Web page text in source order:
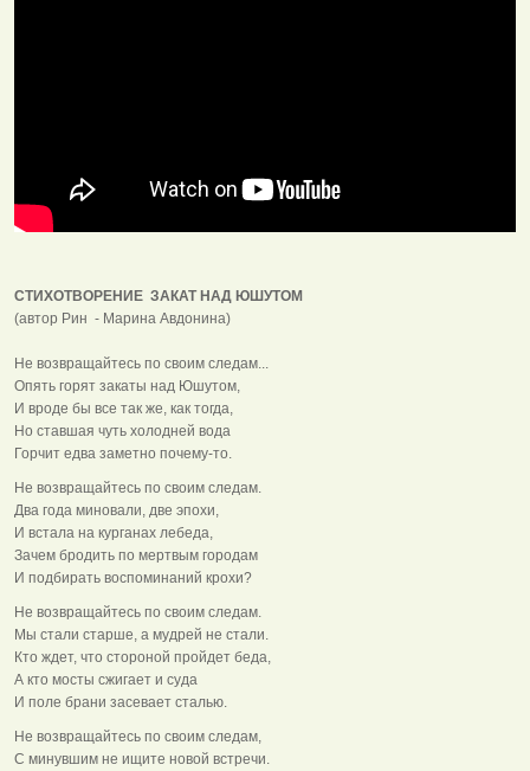
СТИХОТВОРЕНИЕ ЗАКАТ НАД ЮШУТОМ
(автор Рин - Марина Авдонина)
Не возвращайтесь по своим следам...
Опять горят закаты над Юшутом,
И вроде бы все так же, как тогда,
Но ставшая чуть холодней вода
Горчит едва заметно почему-то.
Не возвращайтесь по своим следам.
Два года миновали, две эпохи,
И встала на курганах лебеда,
Зачем бродить по мертвым городам
И подбирать воспоминаний крохи?
Не возвращайтесь по своим следам.
Мы стали старше, а мудрей не стали.
Кто ждет, что стороной пройдет беда,
А кто мосты сжигает и суда
И поле брани засевает сталью.
Не возвращайтесь по своим следам,
С минувшим не ищите новой встречи.